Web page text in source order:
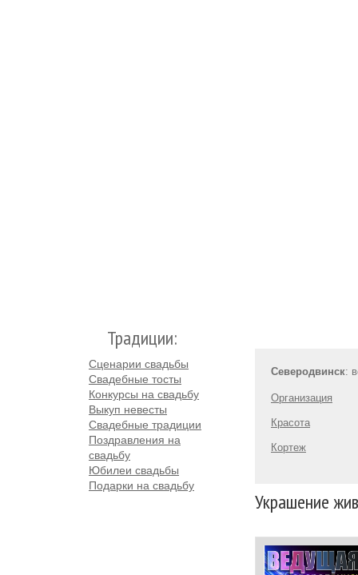
Традиции:
Сценарии свадьбы
Свадебные тосты
Конкурсы на свадьбу
Выкуп невесты
Свадебные традиции
Поздравления на
свадьбу
Юбилеи свадьбы
Подарки на свадьбу
Северодвинск:
Организация
Красота
Кортеж
Украшение